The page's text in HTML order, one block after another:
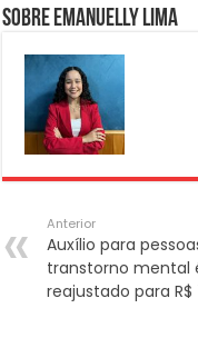
Sobre Emanuelly Lima
Anterior
Auxílio para
transtorno mental
reajustado para R$